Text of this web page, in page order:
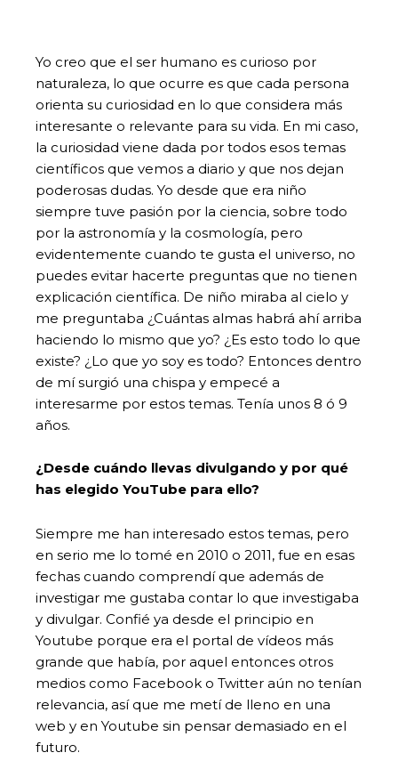
Yo creo que el ser humano es curioso por
naturaleza, lo que ocurre es que cada persona
orienta su curiosidad en lo que considera más
interesante o relevante para su vida. En mi caso,
la curiosidad viene dada por todos esos temas
científicos que vemos a diario y que nos dejan
poderosas dudas. Yo desde que era niño
siempre tuve pasión por la ciencia, sobre todo
por la astronomía y la cosmología, pero
evidentemente cuando te gusta el universo, no
puedes evitar hacerte preguntas que no tienen
explicación científica. De niño miraba al cielo y
me preguntaba ¿Cuántas almas habrá ahí arriba
haciendo lo mismo que yo? ¿Es esto todo lo que
existe? ¿Lo que yo soy es todo? Entonces dentro
de mí surgió una chispa y empecé a
interesarme por estos temas. Tenía unos 8 ó 9
años.
¿Desde cuándo llevas divulgando y por qué
has elegido YouTube para ello?
Siempre me han interesado estos temas, pero
en serio me lo tomé en 2010 o 2011, fue en esas
fechas cuando comprendí que además de
investigar me gustaba contar lo que investigaba
y divulgar. Confié ya desde el principio en
Youtube porque era el portal de vídeos más
grande que había, por aquel entonces otros
medios como Facebook o Twitter aún no tenían
relevancia, así que me metí de lleno en una
web y en Youtube sin pensar demasiado en el
futuro.